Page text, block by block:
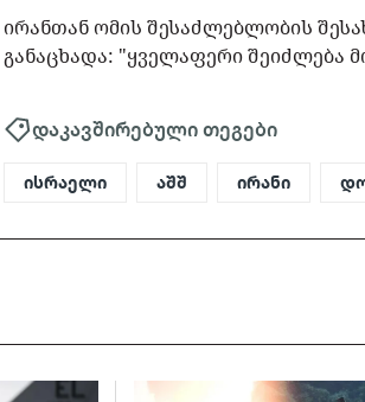
ირანთან ომის შესაძლებლობის
განაცხადა: "ყველაფერი შეიძლება
დაკავშირებული თეგები
ისრაელი აშშ ირანი